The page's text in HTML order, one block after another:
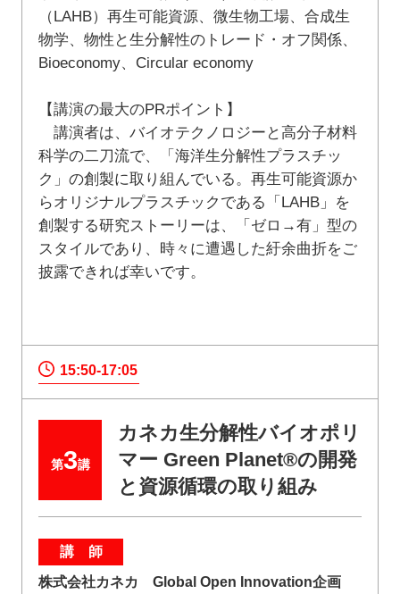
（LAHB）再生可能資源、微生物工場、合成生
物学、物性と生分解性のトレード・オフ関係、
Bioeconomy、Circular economy
【講演の最大のPRポイント】
講演者は、バイオテクノロジーと高分子材料
科学の二刀流で、「海洋生分解性プラスチッ
ク」の創製に取り組んでいる。再生可能資源か
らオリジナルプラスチックである「LAHB」を
創製する研究ストーリーは、「ゼロ→有」型の
スタイルであり、時々に遭遇した紆余曲折をご
披露できれば幸いです。
15:50-17:05
第3講
カネカ生分解性バイオポリ
マー Green Planet®の開発
と資源循環の取り組み
講 師
株式会社カネカ Global Open Innovation企画